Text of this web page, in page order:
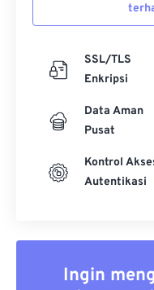
SSL/TLS
Enkripsi
Data Aman
Pusat
Kontrol
Autentikasi
Ingin